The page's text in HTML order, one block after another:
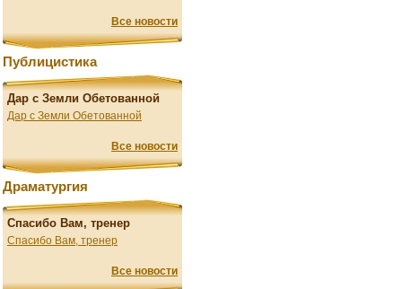
Все новости
Публицистика
Дар с Земли Обетованной
Дар с Земли Обетованной
Все новости
Драматургия
Спасибо Вам, тренер
Спасибо Вам, тренер
Все новости